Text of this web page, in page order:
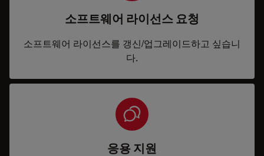
소프트웨어 라이선스 요청
소프트웨어 라이선스를 갱신/업그레이드하고 싶습니
다.
응용 지원